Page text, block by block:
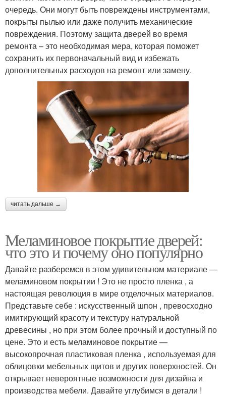
очередь. Они могут быть повреждены инструментами,
покрыты пылью или даже получить механические
повреждения. Поэтому защита дверей во время
ремонта – это необходимая мера, которая поможет
сохранить их первоначальный вид и избежать
дополнительных расходов на ремонт или замену.
читать дальше →
Меламиновое покрытие дверей:
что это и почему оно популярно
Давайте разберемся в этом удивительном материале —
меламиновом покрытии ! Это не просто пленка , а
настоящая революция в мире отделочных материалов.
Представьте себе : искусственный шпон , превосходно
имитирующий красоту и текстуру натуральной
древесины , но при этом более прочный и доступный по
цене. Это и есть меламиновое покрытие —
высокопрочная пластиковая пленка , используемая для
облицовки мебельных щитов и других поверхностей. Он
открывает невероятные возможности для дизайна и
производства мебели. Давайте углубимся в детали !